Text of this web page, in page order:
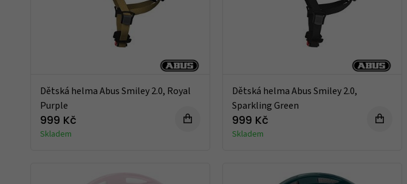
Dětská helma Abus Smiley 2.0, Royal
Purple
999 Kč
Skladem
Dětská helma Abus Smiley 2.0,
Sparkling Green
999 Kč
Skladem